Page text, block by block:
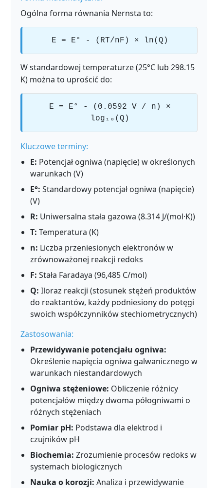
Ogólna forma równania Nernsta to:
E = E° - (RT/nF) × ln(Q)
W standardowej temperaturze (25°C lub 298.15
K) można to uprościć do:
E = E° - (0.0592 V / n) ×
log₁₀(Q)
Kluczowe terminy:
E: Potencjał ogniwa (napięcie) w określonych
warunkach (V)
E°: Standardowy potencjał ogniwa (napięcie)
(V)
R: Uniwersalna stała gazowa (8.314 J/(mol·K))
T: Temperatura (K)
n: Liczba przeniesionych elektronów w
zrównoważonej reakcji redoks
F: Stała Faradaya (96,485 C/mol)
Q: Iloraz reakcji (stosunek stężeń produktów
do reaktantów, każdy podniesiony do potęgi
swoich współczynników stechiometrycznych)
Zastosowania:
Przewidywanie potencjału ogniwa:
Określenie napięcia ogniwa galwanicznego w
warunkach niestandardowych
Ogniwa stężeniowe: Obliczenie różnicy
potencjałów między dwoma półogniwami o
różnych stężeniach
Pomiar pH: Podstawa dla elektrod i
czujników pH
Biochemia: Zrozumienie procesów redoks w
systemach biologicznych
Nauka o korozji: Analiza i przewidywanie